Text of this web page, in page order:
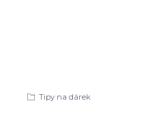
Tipy na dárek